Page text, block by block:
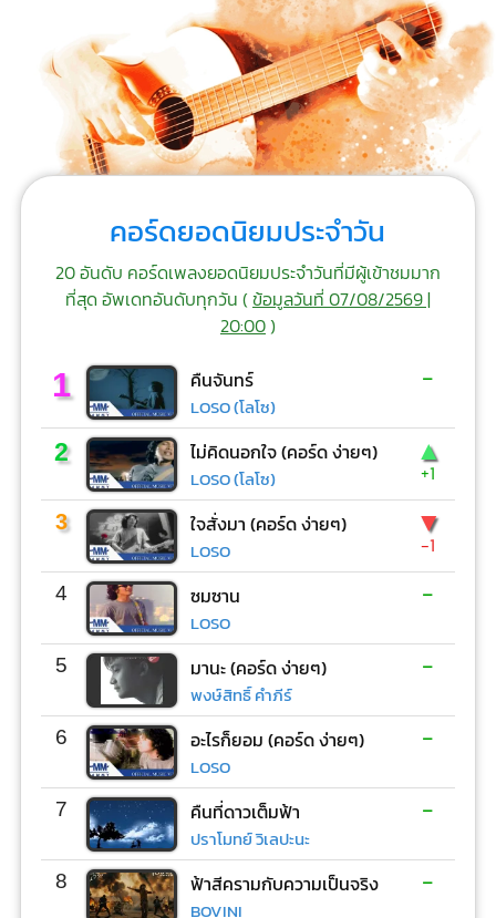
คอร์ดยอดนิยมประจำวัน
20 อันดับ คอร์ดเพลงยอดนิยมประจำวันที่มีผู้เข้าชมมาก
ที่สุด อัพเดทอันดับทุกวัน (ข้อมูลวันที่ 07/08/2569 |
20:00)
1 คืนจันทร์
LOSO (โลโซ)
-
2 ไม่คิดนอกใจ (คอร์ด ง่ายๆ)
LOSO (โลโซ)
▲
+1
3 ใจสั่งมา (คอร์ด ง่ายๆ)
LOSO
▼
-1
4 ซมซาน
LOSO
-
5 มานะ (คอร์ด ง่ายๆ)
พงษ์สิทธิ์ คำภีร์
-
6 อะไรก็ยอม (คอร์ด ง่ายๆ)
LOSO
-
7 คืนที่ดาวเต็มฟ้า
ปราโมทย์ วิเลปะนะ
-
8 ฟ้าสีครามกับความเป็นจริง
BOVINI
-